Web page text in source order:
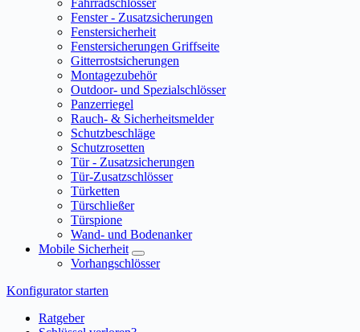
Fahrradschlösser
Fenster - Zusatzsicherungen
Fenstersicherheit
Fenstersicherungen Griffseite
Gitterrostsicherungen
Montagezubehör
Outdoor- und Spezialschlösser
Panzerriegel
Rauch- & Sicherheitsmelder
Schutzbeschläge
Schutzrosetten
Tür - Zusatzsicherungen
Tür-Zusatzschlösser
Türketten
Türschließer
Türspione
Wand- und Bodenanker
Mobile Sicherheit
Vorhangschlösser
Konfigurator starten
Ratgeber